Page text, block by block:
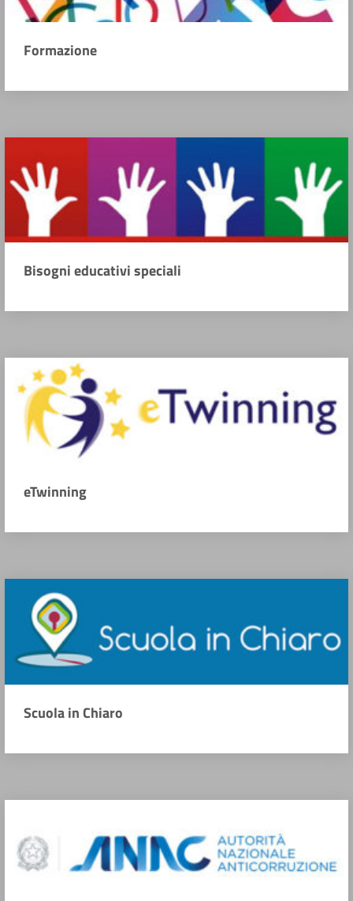
Formazione
Bisogni educativi speciali
eTwinning
Scuola in Chiaro